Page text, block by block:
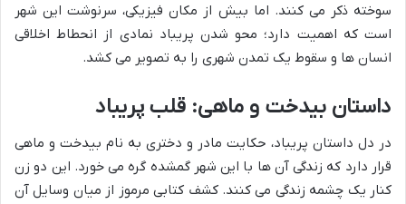
سوخته ذکر می کنند. اما بیش از مکان فیزیکی، سرنوشت این شهر
است که اهمیت دارد؛ محو شدن پریباد نمادی از انحطاط اخلاقی
انسان ها و سقوط یک تمدن شهری را به تصویر می کشد.
داستان بیدخت و ماهی: قلب پریباد
در دل داستان پریباد، حکایت مادر و دختری به نام بیدخت و ماهی
قرار دارد که زندگی آن ها با این شهر گمشده گره می خورد. این دو زن
کنار یک چشمه زندگی می کنند. کشف کتابی مرموز از میان وسایل آن